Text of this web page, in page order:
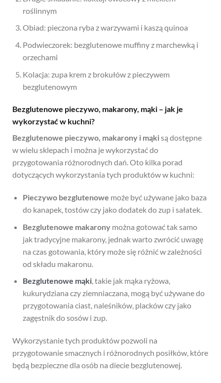
roślinnym
Obiad: pieczona ryba z warzywami i kaszą quinoa
Podwieczorek: bezglutenowe muffiny z marchewką i
orzechami
Kolacja: zupa krem z brokułów z pieczywem
bezglutenowym
Bezglutenowe pieczywo, makarony, mąki – jak je
wykorzystać w kuchni?
Bezglutenowe pieczywo, makarony i mąkisą dostępne
w wielu sklepach i można je wykorzystać do
przygotowania różnorodnych dań. Oto kilka porad
dotyczących wykorzystania tych produktów w kuchni:
Pieczywo bezglutenowe może być używane jako baza
do kanapek, tostów czy jako dodatek do zup i sałatek.
Bezglutenowe makarony można gotować tak samo
jak tradycyjne makarony, jednak warto zwrócić uwagę
na czas gotowania, który może się różnić w zależności
od składu makaronu.
Bezglutenowe mąki, takie jak mąka ryżowa,
kukurydziana czy ziemniaczana, mogą być używane do
przygotowania ciast, naleśników, placków czy jako
zagęstnik do sosów i zup.
Wykorzystanie tych produktów pozwoli na
przygotowanie smacznych i różnorodnych posiłków, które
będą bezpieczne dla osób na diecie bezglutenowej.